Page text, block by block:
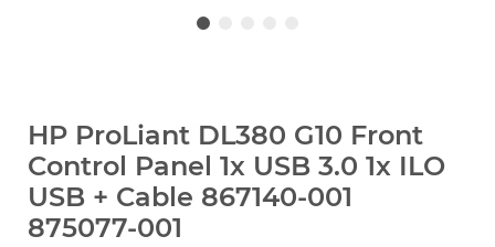
HP ProLiant DL380 G10 Front
Control Panel 1x USB 3.0 1x ILO
USB + Cable 867140-001
875077-001